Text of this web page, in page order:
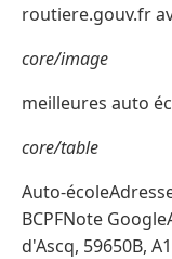
routiere.gouv.fr
core/image
meilleures auto
core/table
Auto-
BCPFNote
d'Ascq, 59650B,